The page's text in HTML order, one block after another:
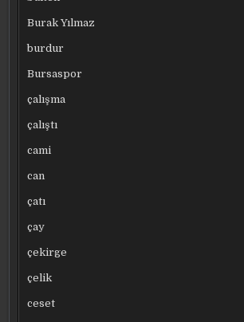
Burak Yılmaz
burdur
Bursaspor
çalışma
çalıştı
cami
can
çatı
çay
çekirge
çelik
ceset